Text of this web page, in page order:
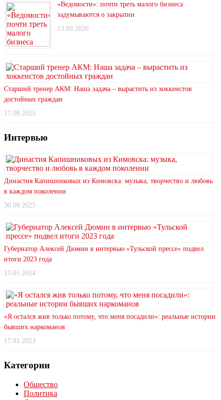
«Ведомости»: почти треть малого бизнеса
задумываются о закрытии
13.03.2026
Старший тренер АКМ: Наша задача – вырастить из хоккеистов
достойных граждан
17.08.2025
Интервью
Династия Капишниковых из Кимовска: музыка, творчество и любовь
в каждом поколении
30.09.2025
Губернатор Алексей Дюмин в интервью «Тульской прессе» подвел
итоги 2023 года
15.01.2024
«Я остался жив только потому, что меня посадили»: реальные истории
бывших наркоманов
17.01.2023
Категории
Общество
Политика